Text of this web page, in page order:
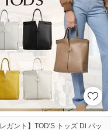
レガント】TOD'S トッズ Di バッ